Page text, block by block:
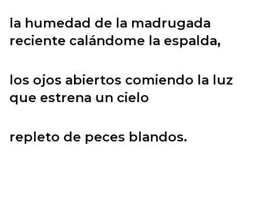
la humedad de la madrugada
reciente calándome la espalda,
los ojos abiertos comiendo la luz
que estrena un cielo
repleto de peces blandos.